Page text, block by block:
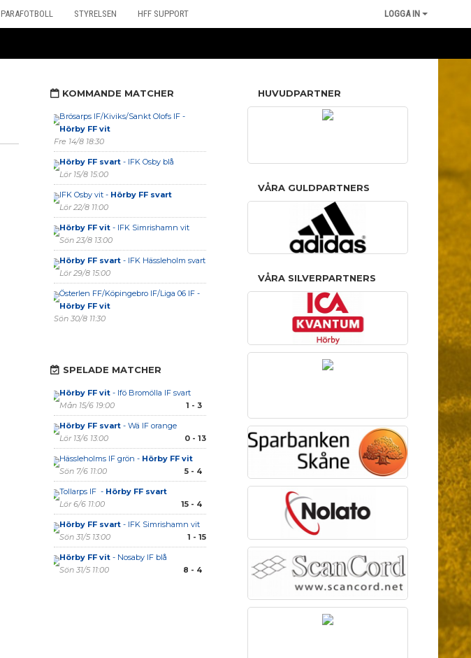
PARAFOTBOLL STYRELSEN HFF SUPPORT LOGGA IN
KOMMANDE MATCHER
Brösarps IF/Kiviks/Sankt Olofs IF -
Hörby FF vit
Fre 14/8 18:30
Hörby FF svart- IFK Osby blå
Lör 15/8 15:00
IFK Osby vit - Hörby FF svart
Lör 22/8 11:00
Hörby FF vit- IFK Simrishamn vit
Sön 23/8 13:00
Hörby FF svart- IFK Hässleholm svart
Lör 29/8 15:00
Österlen FF/Köpingebro IF/Liga 06 IF -
Hörby FF vit
Sön 30/8 11:30
SPELADE MATCHER
Hörby FF vit- Ifö Bromölla IF svart
Mån 15/6 19:00
1 - 3
Hörby FF svart- Wä IF orange
Lör 13/6 13:00
0 - 13
Hässleholms IF grön - Hörby FF vit
Sön 7/6 11:00
5 - 4
Tollarps IF - Hörby FF svart
Lör 6/6 11:00
15 - 4
Hörby FF svart- IFK Simrishamn vit
Sön 31/5 13:00
1 - 15
Hörby FF vit- Nosaby IF blå
Sön 31/5 11:00
8 - 4
HUVUDPARTNER
VÅRA GULDPARTNERS
VÅRA SILVERPARTNERS